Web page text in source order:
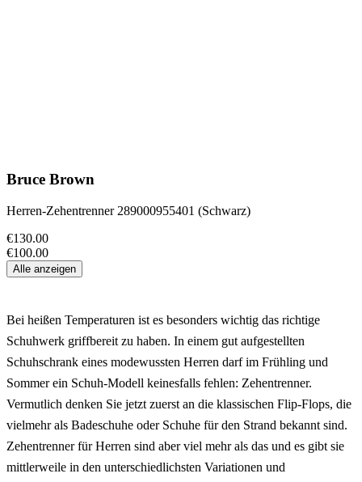
Bruce Brown
Herren-Zehentrenner 289000955401 (Schwarz)
€130.00
€100.00
Alle anzeigen
Bei heißen Temperaturen ist es besonders wichtig das richtige
Schuhwerk griffbereit zu haben. In einem gut aufgestellten
Schuhschrank eines modewussten Herren darf im Frühling und
Sommer ein Schuh-Modell keinesfalls fehlen: Zehentrenner.
Vermutlich denken Sie jetzt zuerst an die klassischen Flip-Flops, die
vielmehr als Badeschuhe oder Schuhe für den Strand bekannt sind.
Zehentrenner für Herren sind aber viel mehr als das und es gibt sie
mittlerweile in den unterschiedlichsten Variationen und